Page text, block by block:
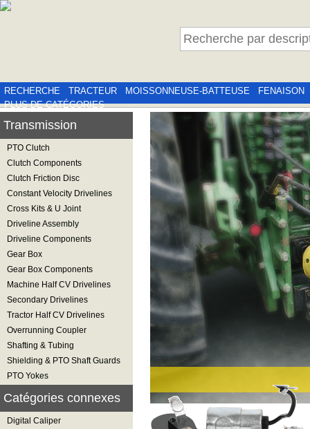
RECHERCHE TRACTEUR MOISSONNEUSE-BATTEUSE
FENAISON
PLUS DE CATÉGORIES
Transmission
PTO Clutch
Clutch Components
Clutch Friction Disc
Constant Velocity Drivelines
Cross Kits & U Joint
Driveline Assembly
Driveline Components
Gear Box
Gear Box Components
Machine Half CV Drivelines
Secondary Drivelines
Tractor Half CV Drivelines
Overrunning Coupler
Shafting & Tubing
Shielding & PTO Shaft Guards
PTO Yokes
Catégories connexes
Digital Caliper